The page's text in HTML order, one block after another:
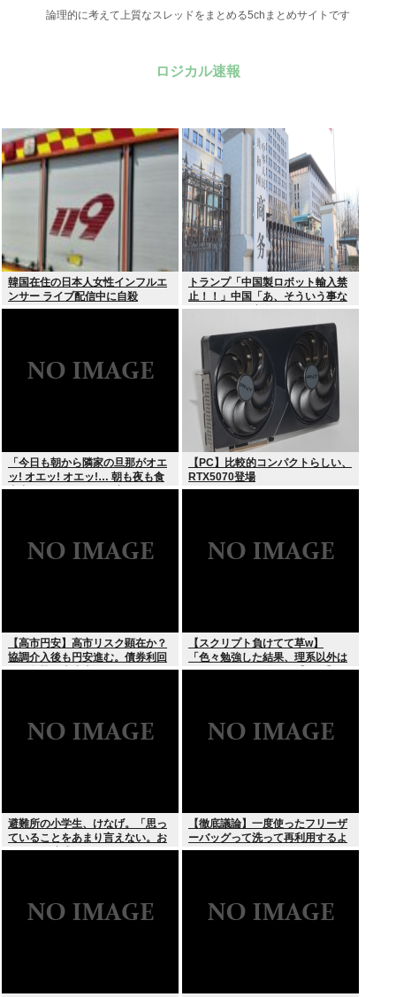
論理的に考えて上質なスレッドをまとめる5chまとめサイトです
ロジカル速報
韓国在住の日本人女性インフルエ
ンサー ライブ配信中に自殺
トランプ「中国製ロボット輸入禁
止！！」中国「あ、そういう事な
らアメリカの安全の為にドローン
の輸出も止めるね？」
「今日も朝から隣家の旦那がオエ
ッ! オエッ! オエッ!… 朝も夜も食
事中もかなりえづきの音がして不
【PC】比較的コンパクトらしい、
RTX5070登場
【高市円安】高市リスク顕在か？
協調介入後も円安進む。債券利回
りは急騰。大丈夫なのか？
【スクリプト負けてて草w】
「色々勉強した結果、理系以外は
エラー品だと気付いた【ガチ】」
避難所の小学生、けなげ。「思っ
ていることをあまり言えない。お
母さんに迷惑かけるから」
【徹底議論】一度使ったフリーザ
ーバッグって洗って再利用するよ
な？